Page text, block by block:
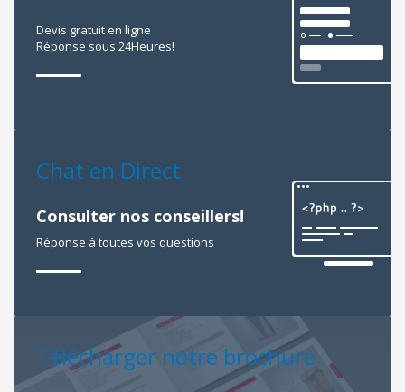
Devis gratuit en ligne
Réponse sous 24Heures!
Chat en Direct
Consulter nos conseillers!
Réponse à toutes vos questions
Télécharger notre brochure